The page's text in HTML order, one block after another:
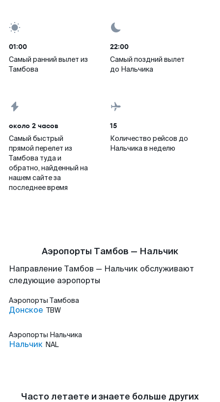
01:00
Самый ранний вылет из
Тамбова
22:00
Самый поздний вылет
до Нальчика
около 2 часов
Самый быстрый
прямой перелет из
Тамбова туда и
обратно, найденный на
нашем сайте за
последнее время
15
Количество рейсов до
Нальчика в неделю
Аэропорты Тамбов — Нальчик
Направление Тамбов — Нальчик обслуживают
следующие аэропорты
Аэропорты Тамбова
Донское TBW
Аэропорты Нальчика
Нальчик NAL
Часто летаете и знаете больше других